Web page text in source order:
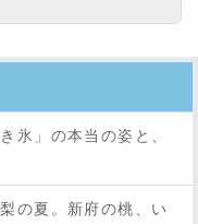
氷」の本当の姿と、
の夏。新府の桃、い